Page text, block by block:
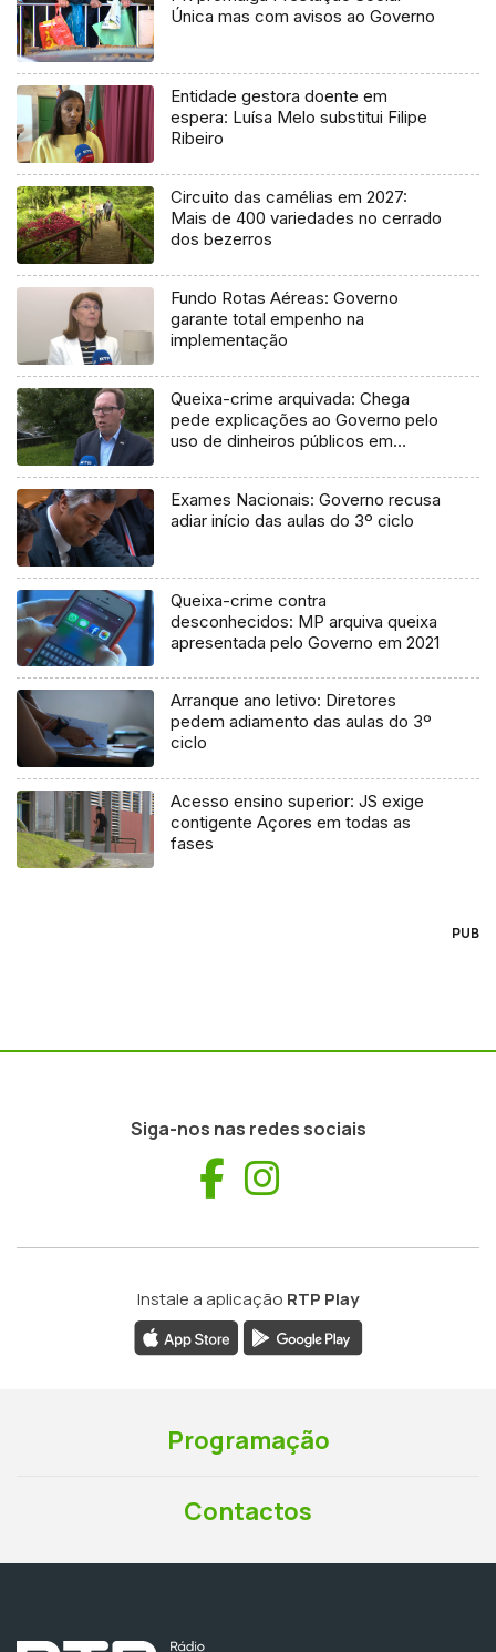
Única mas com avisos ao Governo
Entidade gestora doente em
espera: Luísa Melo substitui Filipe
Ribeiro
Circuito das camélias em 2027:
Mais de 400 variedades no cerrado
dos bezerros
Fundo Rotas Aéreas: Governo
garante total empenho na
implementação
Queixa-crime arquivada: Chega
pede explicações ao Governo pelo
uso de dinheiros públicos em
Exames Nacionais: Governo recusa
adiar início das aulas do 3º ciclo
Queixa-crime contra
desconhecidos: MP arquiva queixa
apresentada pelo Governo em 2021
Arranque ano letivo: Diretores
pedem adiamento das aulas do 3º
ciclo
Acesso ensino superior: JS exige
contigente Açores em todas as
fases
PUB
Siga-nos nas redes sociais
Facebook
Instale a aplicação RTP Play
Programação
Contactos